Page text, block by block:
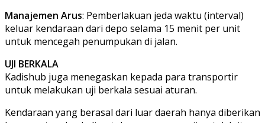
​Manajemen Arus: Pemberlakuan jeda waktu (interval)
keluar kendaraan dari depo selama 15 menit per unit
untuk mencegah penumpukan di jalan.
UJI BERKALA
Kadishub juga menegaskan kepada para transportir
untuk melakukan uji berkala sesuai aturan.
Kendaraan yang berasal dari luar daerah hanya diberikan